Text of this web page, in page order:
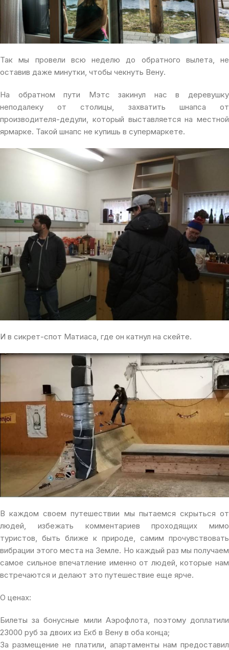
Так мы провели всю неделю до обратного вылета, не
оставив даже минутки, чтобы чекнуть Вену.
На обратном пути Мэтс закинул нас в деревушку
неподалеку от столицы, захватить шнапса от
производителя-дедули, который выставляется на местной
ярмарке. Такой шнапс не купишь в супермаркете.
И в сикрет-спот Матиаса, где он катнул на скейте.
В каждом своем путешествии мы пытаемся скрыться от
людей, избежать комментариев проходящих мимо
туристов, быть ближе к природе, самим прочувствовать
вибрации этого места на Земле. Но каждый раз мы получаем
самое сильное впечатление именно от людей, которые нам
встречаются и делают это путешествие еще ярче.
О ценах:
Билеты за бонусные мили Аэрофлота, поэтому доплатили
23000 руб за двоих из Екб в Вену в оба конца;
За размещение не платили, апартаменты нам предоставил